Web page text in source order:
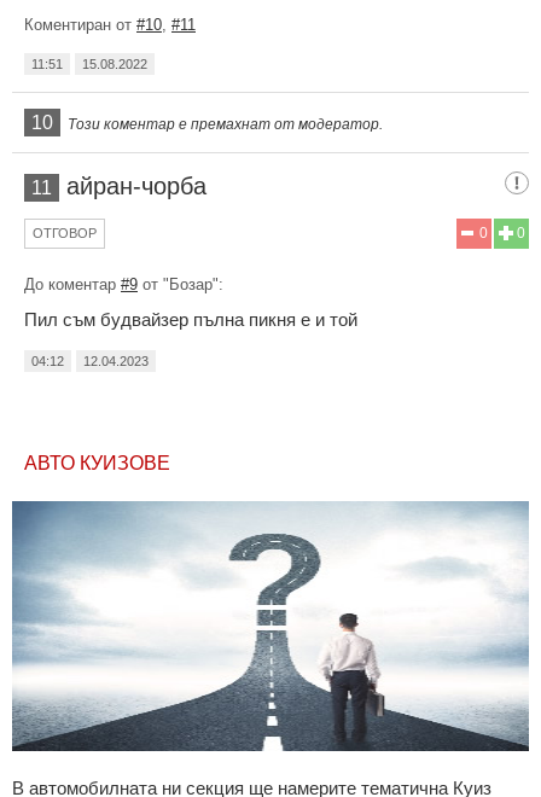
Коментиран от #10 #11
11:51 15.08.2022
10 Този коментар е премахнат от модератор.
11 айран-чорба
0
0
ОТГОВОР
До коментар #9 от "Бозар":
Пил съм будвайзер пълна пикня е и той
04:12 12.04.2023
АВТО КУИЗОВЕ
В автомобилната ни секция ще намерите тематична Куиз